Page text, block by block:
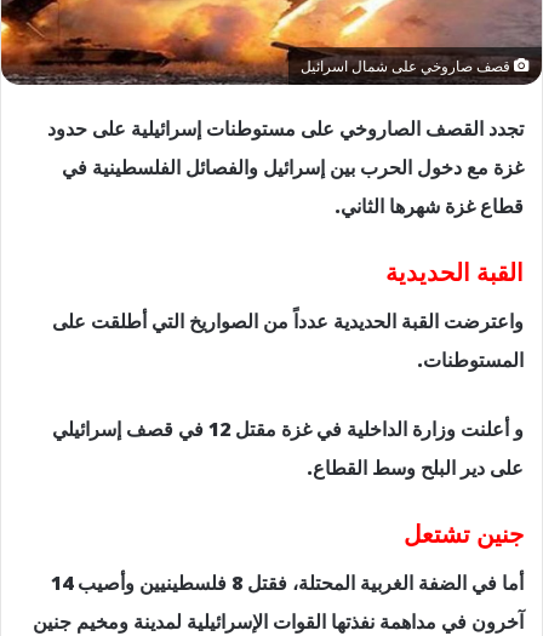
قصف صاروخي على شمال اسرائيل
تجدد القصف الصاروخي على مستوطنات إسرائيلية على حدود
غزة مع دخول الحرب بين إسرائيل والفصائل الفلسطينية في
قطاع غزة شهرها الثاني.
القبة الحديدية
واعترضت القبة الحديدية عدداً من الصواريخ التي أطلقت على
المستوطنات.
و أعلنت وزارة الداخلية في غزة مقتل 12 في قصف إسرائيلي
على دير البلح وسط القطاع.
جنين تشتعل
أما في الضفة الغربية المحتلة، فقتل 8 فلسطينيين وأصيب 14
آخرون في مداهمة نفذتها القوات الإسرائيلية لمدينة ومخيم جنين